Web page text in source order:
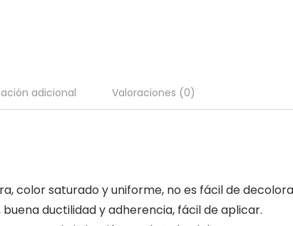
adicional Valoraciones (0)
color saturado y uniforme, no es fácil de
buena ductilidad y adherencia, fácil de aplicar.